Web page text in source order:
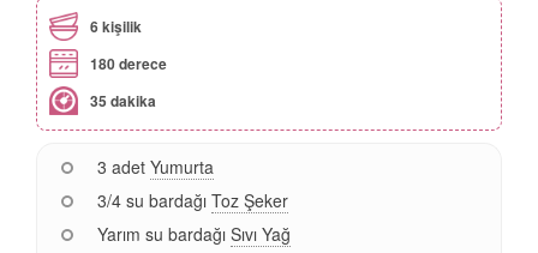
6 kişilik
180 derece
35 dakika
3 adet Yumurta
3/4 su bardağı Toz Şeker
Yarım su bardağı Sıvı Yağ